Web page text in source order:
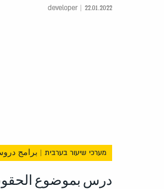
developer | 22.01.2022
מערכי שיעור בערבית | برامج
درس بموضوع